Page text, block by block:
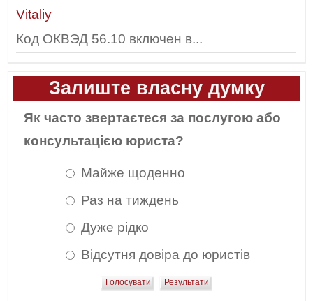
Vitaliy
Код ОКВЭД 56.10 включен в...
Залиште власну думку
Як часто звертаєтеся за послугою або
консультацією юриста?
Майже щоденно
Раз на тиждень
Дуже рідко
Відсутня довіра до юристів